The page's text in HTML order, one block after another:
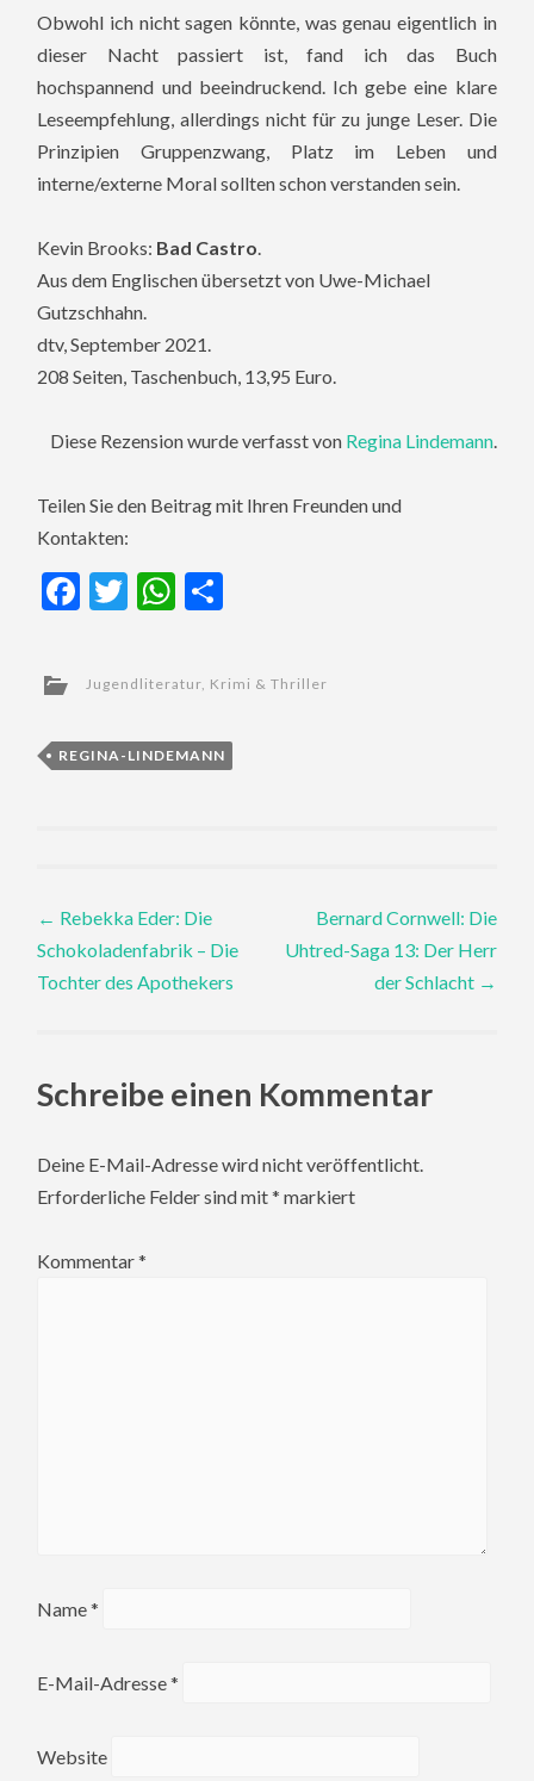
Obwohl ich nicht sagen könnte, was genau eigentlich in
dieser Nacht passiert ist, fand ich das Buch
hochspannend und beeindruckend. Ich gebe eine klare
Leseempfehlung, allerdings nicht für zu junge Leser. Die
Prinzipien Gruppenzwang, Platz im Leben und
interne/externe Moral sollten schon verstanden sein.
Kevin Brooks: Bad Castro
Aus dem Englischen übersetzt von Uwe-Michael
Gutzschhahn.
dtv, September 2021.
208 Seiten, Taschenbuch, 13,95 Euro.
Diese Rezension wurde verfasst von Regina Lindemann.
Teilen Sie den Beitrag mit Ihren Freunden und
Kontakten:
Facebook
TwitterWhatsApp
Jugendliteratur, Krimi & Thriller
REGINA-LINDEMANN
Post
navigation
← Rebekka Eder: Die
Schokoladenfabrik – Die
Tochter des Apothekers
Bernard Cornwell: Die
Uhtred-Saga 13: Der Herr
der Schlacht →
Schreibe einen Kommentar
Deine E-Mail-Adresse wird nicht veröffentlicht.
Erforderliche Felder sind mit* markiert
Kommentar*
Name*
E-Mail-Adresse*
Website